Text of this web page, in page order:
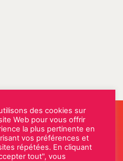
des cookies sur
Web pour vous offrir
la plus pertinente en
vos préférences et
répétées. En cliquant
tout", vous